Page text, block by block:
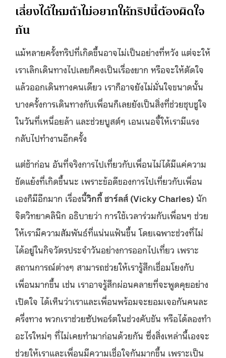
เลี่ยงได้ไหมถ้าไม่อยากให้ทริปนี้ต้องผิดใจ
กัน
แม้หลายครั้งทริปที่เกิดขึ้นอาจไม่เป็นอย่างที่หวัง แต่จะให้
เราเลิกเดินทางไปเลยก็คงเป็นเรื่องยาก หรือจะให้ตัดใจ
แล้วออกเดินทางคนเดียว เราก็อาจยังไม่มั่นใจขนาดนั้น
บางครั้งการเดินทางกับเพื่อนก็เลยยังเป็นสิ่งที่ช่วยชุบชูใจ
ในวันที่เหนื่อยล้า และช่วยบูสต์ๆ เอนเนอจี้ให้เรามีแรง
กลับไปทำงานอีกครั้ง
แต่ช้าก่อน อันที่จริงการไปเที่ยวกับเพื่อนไม่ได้มีแค่ความ
ขัดแย้งที่เกิดขึ้นนะ เพราะข้อดีของการไปเที่ยวกับเพื่อน
เองก็มีอีกมาก เรื่องนี้วิกกี้ ชาร์ลส์ (Vicky Charles) นัก
จิตวิทยาคลินิก อธิบายว่า การใช้เวลาร่วมกับเพื่อนๆ ช่วย
ให้เรามีความสัมพันธ์ที่แน่นแฟ้นขึ้น โดยเฉพาะช่วงที่ไม่
ได้อยู่ในกิจวัตรประจำวันอย่างการออกไปเที่ยว เพราะ
สถานการณ์ต่างๆ สามารถช่วยให้เรารู้สึกเชื่อมโยงกับ
เพื่อนมากขึ้น เช่น เราอาจรู้สึกผ่อนคลายที่จะพูดคุยอย่าง
เปิดใจ ได้เห็นว่าเราและเพื่อนพร้อมจะยอมเจอกันคนละ
ครึ่งทาง พวกเราช่วยซัปพอร์ตในช่วงคับขัน หรือได้ลองทำ
อะไรใหม่ๆ ที่ไม่เคยทำมาก่อนด้วยกัน ซึ่งสิ่งเหล่านี้เองจะ
ช่วยให้เราและเพื่อนมีความเชื่อใจกันมากขึ้น เพราะเป็น